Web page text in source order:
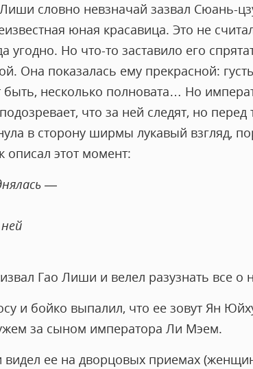
словно невзначай зазвал Сюань-
юная красавица. Это не
угодно. Но что-то заставило его
Она показалась ему прекрасной:
несколько полновата… Но
что за ней следят, но перед
в сторону ширмы лукавый взгляд,
описал этот момент:
—
Гао Лиши и велел разузнать все о
и бойко выпалил, что ее зовут Ян
за сыном императора Ли Мэем.
видел ее на дворцовых приемах